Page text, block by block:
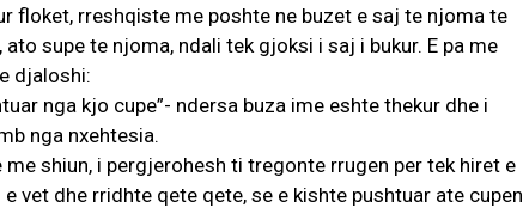
floket, rreshqiste me poshte ne buzet e saj te njoma te
supe te njoma, ndali tek gjoksi i saj i bukur. E pa me
djaloshi:
nga kjo cupe”- ndersa buza ime eshte thekur dhe i
nga nxehtesia.
shiun, i pergjerohesh ti tregonte rrugen per tek hiret e
vet dhe rridhte qete qete, se e kishte pushtuar ate cupen